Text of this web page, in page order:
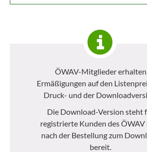
ÖWAV-Mitglieder erhalten
Ermäßigungen auf den
Druck- und der
Die Download-Version steht
registrierte Kunden des ÖWAV
nach der Bestellung zum
bereit.